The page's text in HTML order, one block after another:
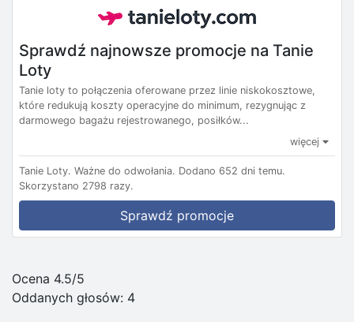
Sprawdź najnowsze promocje na Tanie
Loty
Tanie loty to połączenia oferowane przez linie niskokosztowe,
które redukują koszty operacyjne do minimum, rezygnując z
darmowego bagażu rejestrowanego, posiłków...
więcej
Tanie Loty. Ważne do odwołania. Dodano 652 dni temu.
Skorzystano 2798 razy.
Sprawdź promocje
Ocena 4.5/5
Oddanych głosów: 4